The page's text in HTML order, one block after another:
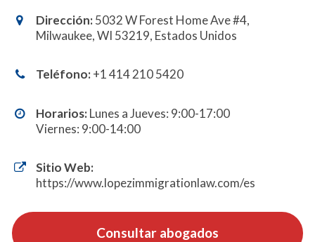
Dirección:5032 W Forest Home Ave #4,
Milwaukee, WI 53219, Estados Unidos
Teléfono:+1 414 210 5420
Horarios:Lunes a Jueves: 9:00-17:00
Viernes: 9:00-14:00
Sitio Web:
https://www.lopezimmigrationlaw.com/es
Consultar abogados